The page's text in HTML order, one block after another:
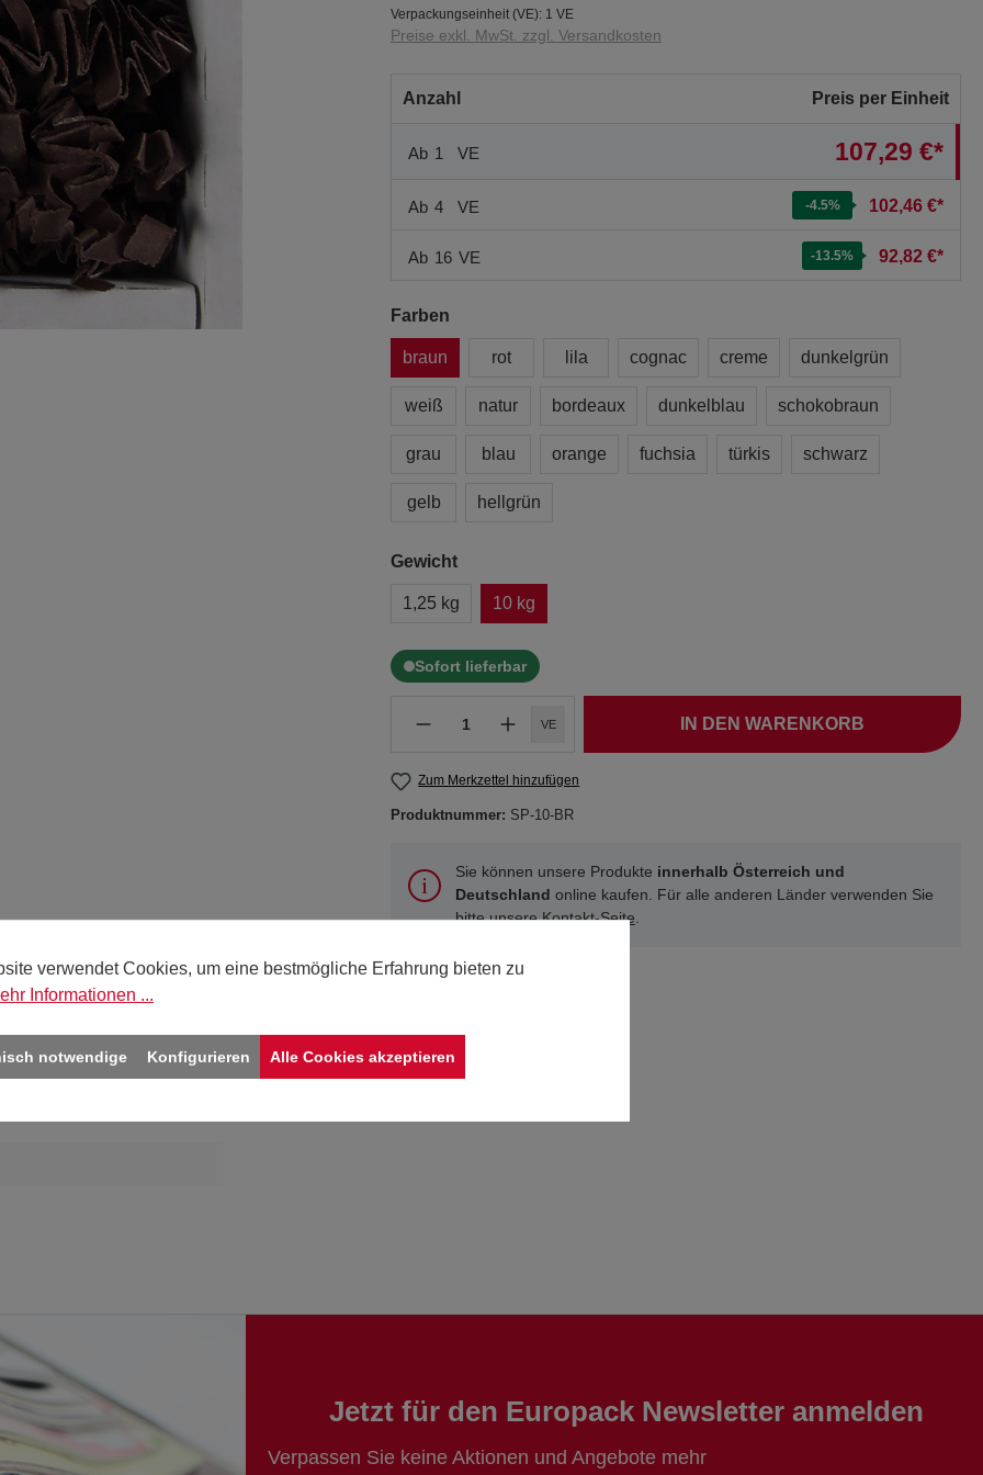
Verpackungseinheit (VE): 1 VE
Preise exkl. MwSt. zzgl. Versandkosten
Anzahl Preis per Einheit
Ab 1 VE 107,29 €*
Ab 4 VE -4.5% 102,46 €*
Ab 16 VE -13.5% 92,82 €*
Farben
braun rot lila cognac creme dunkelgrün
weiß natur bordeaux dunkelblau schokobraun
grau blau orange fuchsia türkis schwarz
gelb hellgrün
Gewicht
1,25 kg 10 kg
Sofort lieferbar
VE IN DEN WARENKORB
Zum Merkzettel hinzufügen
Produktnummer: SP-10-BR
Sie können unsere Produkte innerhalb Österreich und
Deutschland online kaufen. Für alle anderen Länder verwenden Sie
bitte unsereKontakt-Seite.
Jetzt für den Europack Newsletter anmelden
Verpassen Sie keine Aktionen und Angebote mehr
verwendet Cookies, um eine bestmögliche Erfahrung bieten zu
Informationen ...
notwendige Konfigurieren Alle Cookies akzeptieren